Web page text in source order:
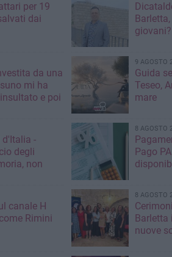
per 19
dai
giovani?
da una
mi ha
9 AGOSTO
Guida
Teseo,
mare
d'Italia -
degli
non
8 AGOSTO
Pago
canale H
Rimini
8 AGOSTO
Barletta
nuove